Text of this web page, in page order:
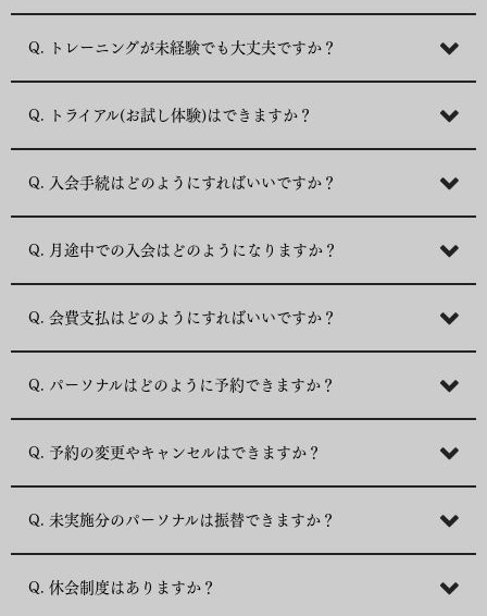
Q. トレーニングが未経験でも大丈夫ですか？
Q. トライアル(お試し体験)はできますか？
Q. 入会手続はどのようにすればいいですか？
Q. 月途中での入会はどのようになりますか？
Q. 会費支払はどのようにすればいいですか？
Q. パーソナルはどのように予約できますか？
Q. 予約の変更やキャンセルはできますか？
Q. 未実施分のパーソナルは振替できますか？
Q. 休会制度はありますか？